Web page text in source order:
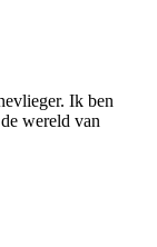
Ik ben
wereld van